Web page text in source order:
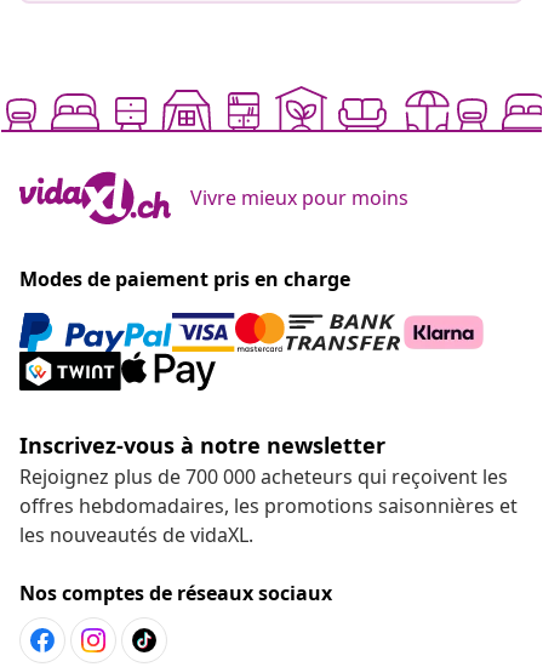
Vivre mieux pour moins
Modes de paiement pris en charge
Inscrivez-vous à notre newsletter
Rejoignez plus de 700 000 acheteurs qui reçoivent les
offres hebdomadaires, les promotions saisonnières et
les nouveautés de vidaXL.
Nos comptes de réseaux sociaux